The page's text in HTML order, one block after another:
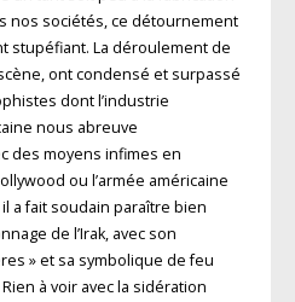
nos sociétés, ce détournement
stupéfiant. La déroulement de
ont condensé et surpassé
dont l’industrie
nous abreuve
des moyens infimes en
ou l’armée américaine
a fait soudain paraître bien
de l’Irak, avec son
» et sa symbolique de feu
à voir avec la sidération